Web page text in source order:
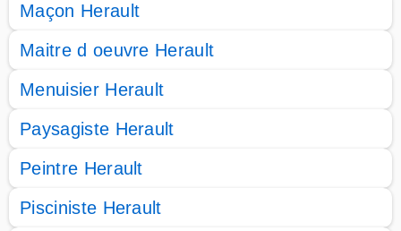
Maçon Herault
Maitre d oeuvre Herault
Menuisier Herault
Paysagiste Herault
Peintre Herault
Pisciniste Herault